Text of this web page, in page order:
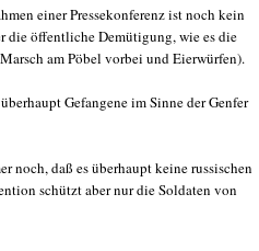
einer Pressekonferenz ist noch kein
die öffentliche Demütigung, wie es die
am Pöbel vorbei und Eierwürfen).
Gefangene im Sinne der Genfer
noch, daß es überhaupt keine russischen
schützt aber nur die Soldaten von